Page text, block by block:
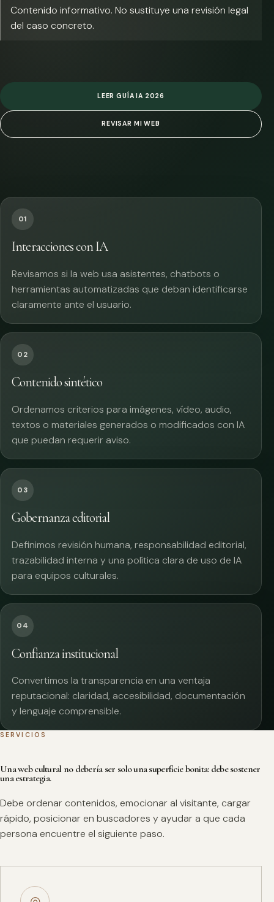
Contenido informativo. No sustituye una revisión legal
del caso concreto.
LEER GUÍA IA 2026
REVISAR MI WEB
01
Interacciones con IA
Revisamos si la web usa asistentes, chatbots o
herramientas automatizadas que deban identificarse
claramente ante el usuario.
02
Contenido sintético
Ordenamos criterios para imágenes, vídeo, audio,
textos o materiales generados o modificados con IA
que puedan requerir aviso.
03
Gobernanza editorial
Definimos revisión humana, responsabilidad editorial,
trazabilidad interna y una política clara de uso de IA
para equipos culturales.
04
Confianza institucional
Convertimos la transparencia en una ventaja
reputacional: claridad, accesibilidad, documentación
y lenguaje comprensible.
SERVICIOS
Una web cultural no debería ser solo una superficie bonita: debe sostener
una estrategia.
Debe ordenar contenidos, emocionar al visitante, cargar
rápido, posicionar en buscadores y ayudar a que cada
persona encuentre el siguiente paso.